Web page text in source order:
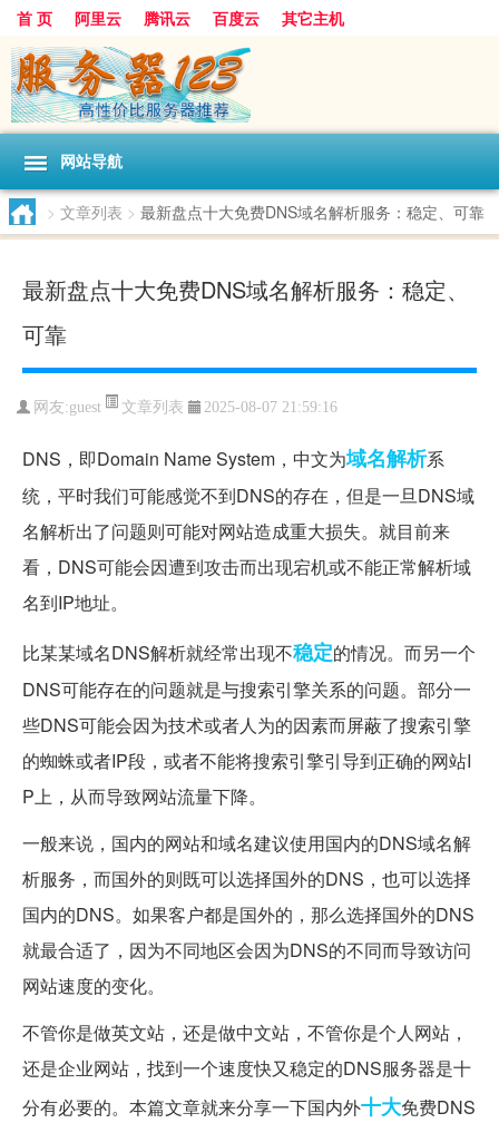
首 页 阿里云 腾讯云 百度云 其它主机
网站导航
> 文章列表 > 最新盘点十大免费DNS域名解析服务：稳定、可靠
最新盘点十大免费DNS域名解析服务：稳定、
可靠
网友:guest 文章列表 2025-08-07 21:59:16
DNS，即Domain Name System，中文为域名解析系
统，平时我们可能感觉不到DNS的存在，但是一旦DNS域
名解析出了问题则可能对网站造成重大损失。就目前来
看，DNS可能会因遭到攻击而出现宕机或不能正常解析域
名到IP地址。
比某某域名DNS解析就经常出现不稳定的情况。而另一个
DNS可能存在的问题就是与搜索引擎关系的问题。部分一
些DNS可能会因为技术或者人为的因素而屏蔽了搜索引擎
的蜘蛛或者IP段，或者不能将搜索引擎引导到正确的网站I
P上，从而导致网站流量下降。
一般来说，国内的网站和域名建议使用国内的DNS域名解
析服务，而国外的则既可以选择国外的DNS，也可以选择
国内的DNS。如果客户都是国外的，那么选择国外的DNS
就最合适了，因为不同地区会因为DNS的不同而导致访问
网站速度的变化。
不管你是做英文站，还是做中文站，不管你是个人网站，
还是企业网站，找到一个速度快又稳定的DNS服务器是十
分有必要的。本篇文章就来分享一下国内外十大免费DNS